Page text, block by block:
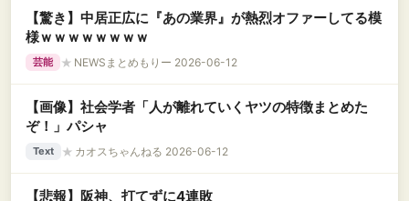
【驚き】中居正広に『あの業界』が熱烈オファーしてる模
様ｗｗｗｗｗｗｗｗ
芸能 ★ NEWSまとめもりー 2026-06-12
【画像】社会学者「人が離れていくヤツの特徴まとめた
ぞ！」パシャ
Text ★ カオスちゃんねる 2026-06-12
【悲報】阪神、打てずに4連敗